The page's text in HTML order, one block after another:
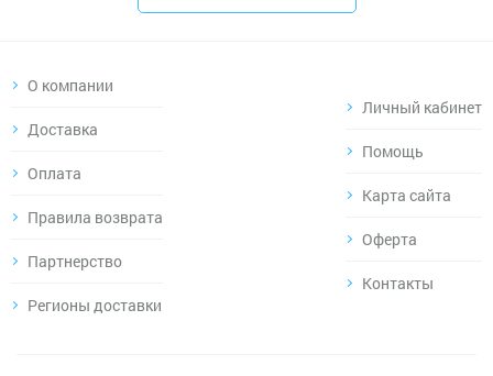
О компании
Доставка
Оплата
Правила возврата
Партнерство
Регионы доставки
Личный кабинет
Помощь
Карта сайта
Оферта
Контакты